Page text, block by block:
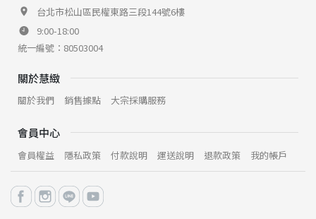
台北市松山區民權東路三段144號6樓
9:00-18:00
統一編號：80503004
關於慧緻
關於我們 銷售據點 大宗採購服務
會員中心
會員權益 隱私政策 付款說明 運送說明 退款政策 我的帳戶